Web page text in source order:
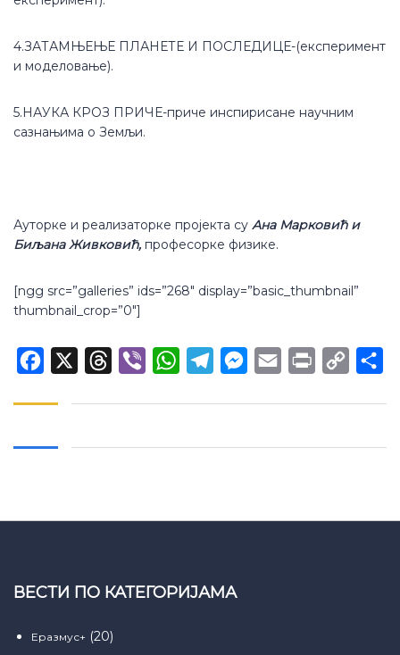
4.ЗАТАМЊЕЊЕ ПЛАНЕТЕ И ПОСЛЕДИЦЕ-(експеримент
и моделовање).
5.НАУКА КРОЗ ПРИЧЕ-приче инспирисане научним
сазнањима о Земљи.
Ауторке и реализаторке пројекта су Ана Марковић и
Биљана Живковић, професорке физике.
[ngg src=”galleries” ids=”268″ display=”basic_thumbnail”
thumbnail_crop=”0″]
Facebook Threads
Viber WhatsAppTelegramMessenger
Email Print
Copy
ВЕСТИ ПО КАТЕГОРИЈАМА
Еразмус+ (20)